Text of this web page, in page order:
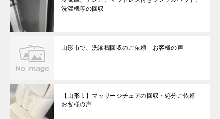
洗濯機等の回収
山形市で、洗濯機回収のご依頼 お客様の声
【山形市】マッサージチェアの回収・処分ご依頼
お客様の声